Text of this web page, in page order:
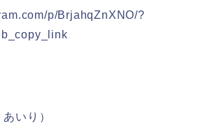
p/BrjahqZnXNO/?
いり）